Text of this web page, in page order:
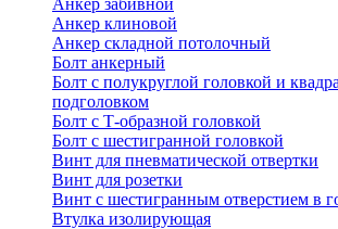
Анкер клиновой
Анкер складной потолочный
Болт анкерный
Болт с полукруглой головкой и
подголовком
Болт с Т-образной головкой
Болт с шестигранной головкой
Винт для пневматической отвертки
Винт для розетки
Винт с шестигранным отверстием в
Втулка изолирующая